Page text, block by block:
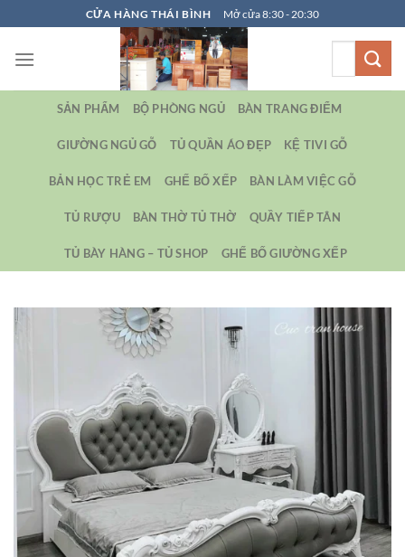
qua
nội
CỬA HÀNG THÁI BÌNH Mở cửa 8:30 - 20:30
SẢN PHẨM BỘ PHÒNG NGỦ BÀN TRANG ĐIỂM
GIƯỜNG NGỦ GỖ TỦ QUẦN ÁO ĐẸP KỆ TIVI GỖ
BẢN HỌC TRẺ EM GHẾ BỐ XẾP BÀN LÀM VIỆC GỖ
TỦ RƯỢU BÀN THỜ TỦ THỜ QUẦY TIẾP TÂN
TỦ BÀY HÀNG – TỦ SHOP GHẾ BỐ GIƯỜNG XẾP